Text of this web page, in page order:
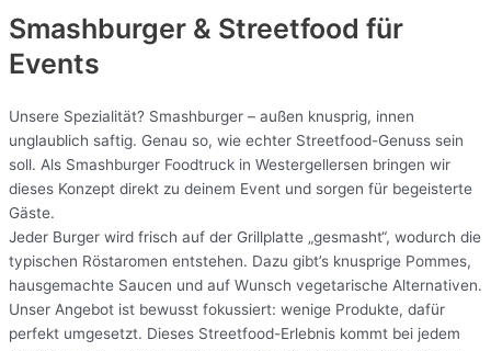
Smashburger & Streetfood für
Events
Unsere Spezialität? Smashburger – außen knusprig, innen
unglaublich saftig. Genau so, wie echter Streetfood-Genuss sein
soll. Als Smashburger Foodtruck in Westergellersen bringen wir
dieses Konzept direkt zu deinem Event und sorgen für begeisterte
Gäste.
Jeder Burger wird frisch auf der Grillplatte „gesmasht“, wodurch die
typischen Röstaromen entstehen. Dazu gibt’s knusprige Pommes,
hausgemachte Saucen und auf Wunsch vegetarische Alternativen.
Unser Angebot ist bewusst fokussiert: wenige Produkte, dafür
perfekt umgesetzt. Dieses Streetfood-Erlebnis kommt bei jedem